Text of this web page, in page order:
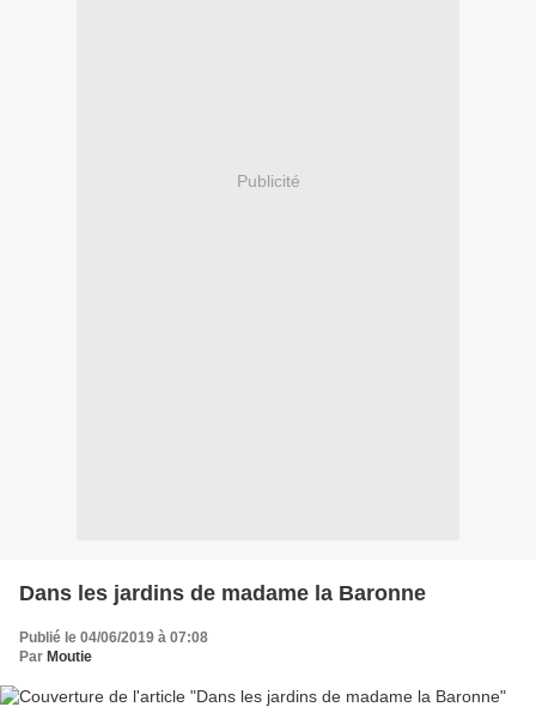
Publicité
Dans les jardins de madame la Baronne
Publié le 04/06/2019 à 07:08
Par Moutie